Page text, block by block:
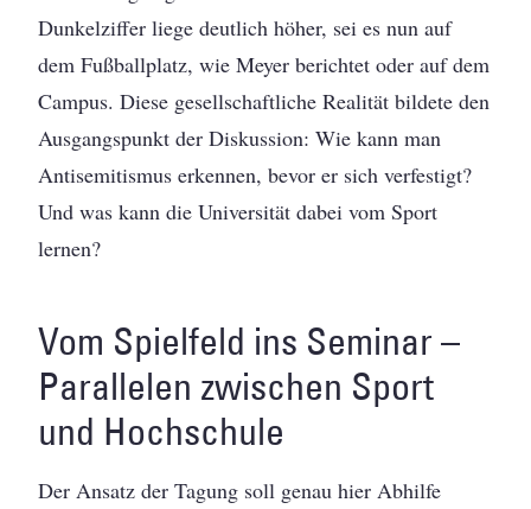
Dunkelziffer liege deutlich höher, sei es nun auf
dem Fußballplatz, wie Meyer berichtet oder auf dem
Campus. Diese gesellschaftliche Realität bildete den
Ausgangspunkt der Diskussion: Wie kann man
Antisemitismus erkennen, bevor er sich verfestigt?
Und was kann die Universität dabei vom Sport
lernen?
Vom Spielfeld ins Seminar –
Parallelen zwischen Sport
und Hochschule
Der Ansatz der Tagung soll genau hier Abhilfe